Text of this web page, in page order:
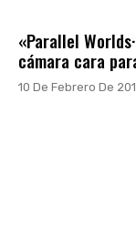
«Parallel
cámara cara
10 De Febrero De